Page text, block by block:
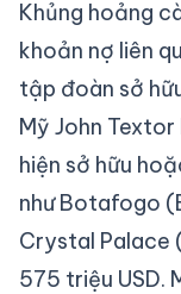
Khủng hoảng
khoản nợ liên
tập đoàn sở
Mỹ John
hiện sở hữu
như Botafogo
Crystal Palace
575 triệu USD.